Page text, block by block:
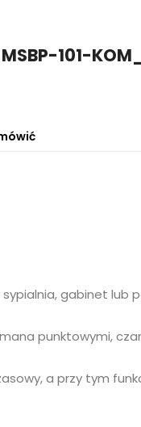
101-
gabinet lub
punktowymi,
a przy tym